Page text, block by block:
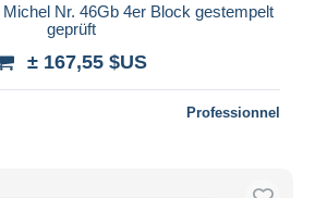
Nr. 46Gb 4er Block gestempelt
geprüft
± 167,55 $US
Professionnel